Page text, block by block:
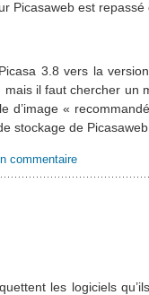
Picasaweb est
3.8 vers la
il faut chercher
d’image «
stockage de
commentaire
les logiciels